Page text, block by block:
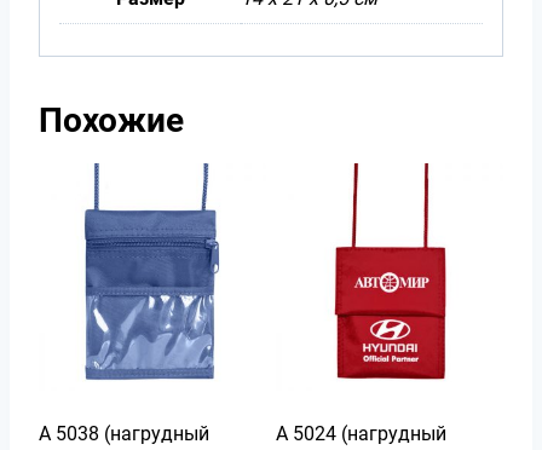
Похожие
А 5038 (нагрудный
А 5024 (нагрудный